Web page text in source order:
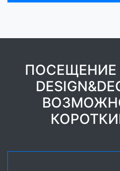
ПОСЕЩЕНИЕ